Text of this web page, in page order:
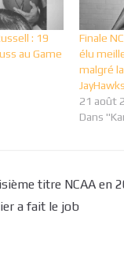
: 19
au Game
Finale
élu
malgré
JayHawks
21 août
Dans
titre NCAA en
a fait le job